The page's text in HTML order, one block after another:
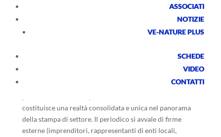
ASSOCIATI
NOTIZIE
VE-NATURE PLUS
SCHEDE
VIDEO
CONTATTI
, il
costituisce una realtà consolidata e unica nel panorama
della stampa di settore. Il periodico si avvale di firme
esterne (imprenditori, rappresentanti di enti locali,